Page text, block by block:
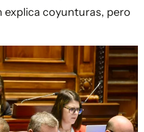
explica coyunturas, pero